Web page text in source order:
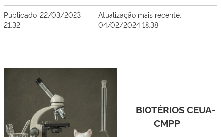
Publicado: 22/03/2023
21:32
Atualização mais recente:
04/02/2024 18:38
BIOTÉRIOS CEUA-
CMPP